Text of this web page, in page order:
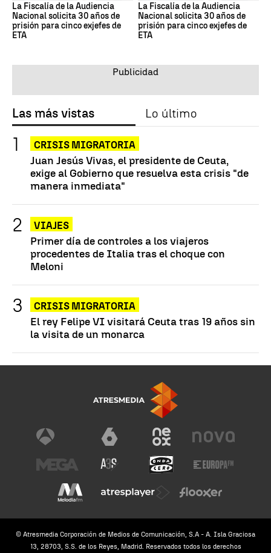
La Fiscalía de la Audiencia
Nacional solicita 30 años de
prisión para cinco exjefes de
ETA
La Fiscalía de la Audiencia
Nacional solicita 30 años de
prisión para cinco exjefes de
ETA
Las más vistas Lo último
CRISIS MIGRATORIA
Juan Jesús Vivas, el presidente de Ceuta,
exige al Gobierno que resuelva esta crisis "de
manera inmediata"
VIAJES
Primer día de controles a los viajeros
procedentes de Italia tras el choque con
Meloni
CRISIS MIGRATORIA
El rey Felipe VI visitará Ceuta tras 19 años sin
la visita de un monarca
© Atresmedia Corporación de Medios de Comunicación, S.A - A. Isla Graciosa
13, 28703, S.S. de los Reyes, Madrid. Reservados todos los derechos